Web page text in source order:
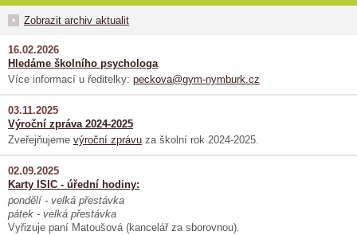
Zobrazit archiv aktualit
16.02.2026
Hledáme školního psychologa
Více informací u ředitelky: peckova@gym-nymburk.cz
03.11.2025
Výroční zpráva 2024-2025
Zveřejňujeme výroční zprávu za školní rok 2024-2025.
02.09.2025
Karty ISIC - úřední hodiny:
pondělí - velká přestávka
pátek - velká přestávka
Vyřizuje paní Matoušová (kancelář za sborovnou).